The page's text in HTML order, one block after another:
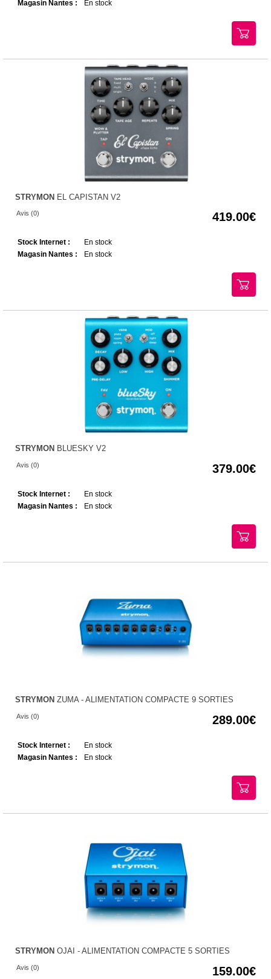
Magasin Nantes : En stock
STRYMON EL CAPISTAN V2
Avis (0) 419.00
Stock Internet :
En stock
Magasin Nantes :
En stock
STRYMON BLUESKY V2
Avis (0) 379.00
Stock Internet :
En stock
Magasin Nantes :
En stock
STRYMON ZUMA - ALIMENTATION COMPACTE 9 SORTIES
Avis (0) 289.00
Stock Internet :
En stock
Magasin Nantes :
En stock
STRYMON OJAI - ALIMENTATION COMPACTE 5 SORTIES
Avis (0) 159.00